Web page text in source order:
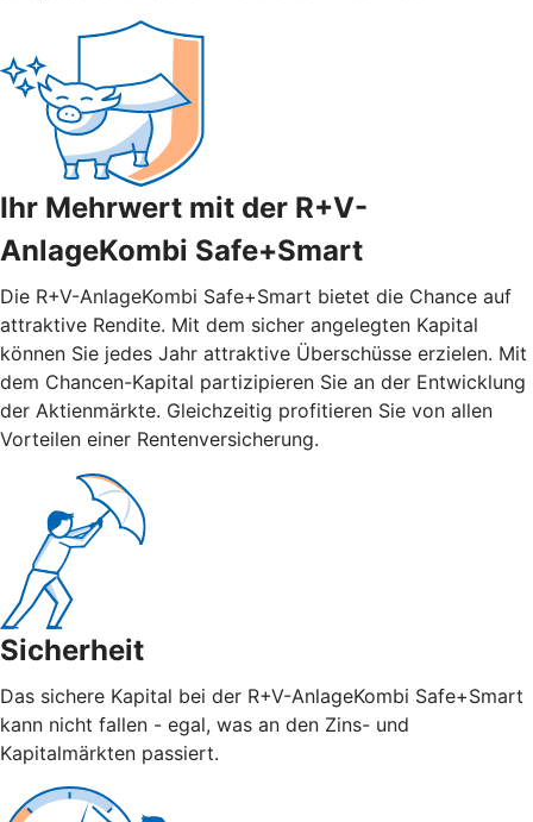
Ihr Mehrwert mit der R+V-
AnlageKombi Safe+Smart
Die R+V-AnlageKombi Safe+Smart bietet die Chance auf
attraktive Rendite. Mit dem sicher angelegten Kapital
können Sie jedes Jahr attraktive Überschüsse erzielen. Mit
dem Chancen-Kapital partizipieren Sie an der Entwicklung
der Aktienmärkte. Gleichzeitig profitieren Sie von allen
Vorteilen einer Rentenversicherung.
Sicherheit
Das sichere Kapital bei der R+V-AnlageKombi Safe+Smart
kann nicht fallen - egal, was an den Zins- und
Kapitalmärkten passiert.